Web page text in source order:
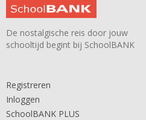
De nostalgische reis door jouw
schooltijd begint bij SchoolBANK
Registreren
Inloggen
SchoolBANK PLUS